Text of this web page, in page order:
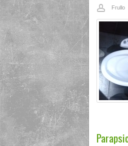
Frullo